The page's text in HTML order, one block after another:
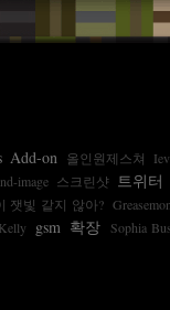
Add-on 올인원제스쳐
image 스크린샷 트위터
잿빛 같지 않아?
gsm 확장 Sophia